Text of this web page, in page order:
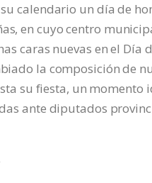
calendario un día de
en cuyo centro
caras nuevas en el Día
la composición de
su fiesta, un momento
ante diputados